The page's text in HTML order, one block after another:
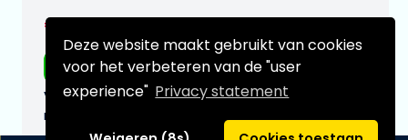
Deze website maakt gebruikt van cookies
voor het verbeteren van de "user
experience" Privacy statement
€334,99
Gratis verzending
Verwachtte leverdatum:
n.v.t.